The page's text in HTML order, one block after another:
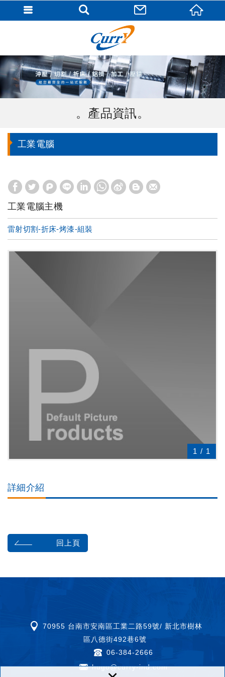
產品資訊
工業電腦
工業電腦主機
雷射切割-折床-烤漆-組裝
1 / 1
詳細介紹
回上頁
70955 台南市安南區工業二路59號/ 新北市樹林
區八德街492巷6號
06-384-2666
hugo@curry-ind.com